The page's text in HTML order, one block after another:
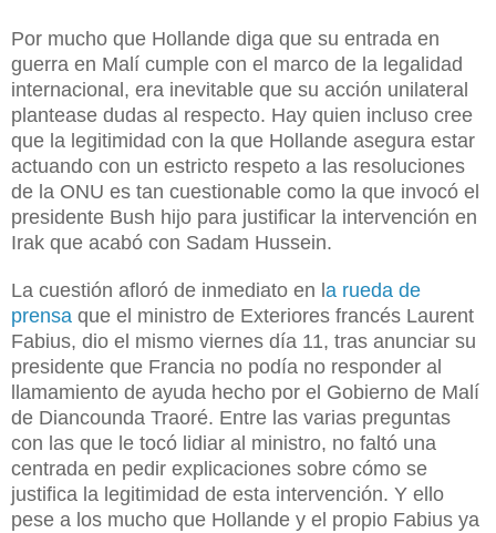
Por mucho que Hollande diga que su entrada en
guerra en Malí cumple con el marco de la legalidad
internacional, era inevitable que su acción unilateral
plantease dudas al respecto. Hay quien incluso cree
que la legitimidad con la que Hollande asegura estar
actuando con un estricto respeto a las resoluciones
de la ONU es tan cuestionable como la que invocó el
presidente Bush hijo para justificar la intervención en
Irak que acabó con Sadam Hussein.
La cuestión afloró de inmediato en l a rueda de
prensa que el ministro de Exteriores francés Laurent
Fabius, dio el mismo viernes día 11, tras anunciar su
presidente que Francia no podía no responder al
llamamiento de ayuda hecho por el Gobierno de Malí
de Diancounda Traoré. Entre las varias preguntas
con las que le tocó lidiar al ministro, no faltó una
centrada en pedir explicaciones sobre cómo se
justifica la legitimidad de esta intervención. Y ello
pese a los mucho que Hollande y el propio Fabius ya